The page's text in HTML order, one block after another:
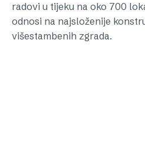
radovi u tijeku na oko 700
odnosi na najsloženije
višestambenih zgrada.